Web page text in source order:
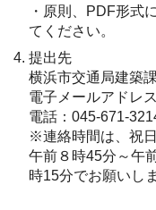
・原則、PDF形式
てください。
提出先
横浜市交通局建築
電子メールアドレ
電話：045-671-
※連絡時間は、祝
午前８時45分～午
時15分でお願いし